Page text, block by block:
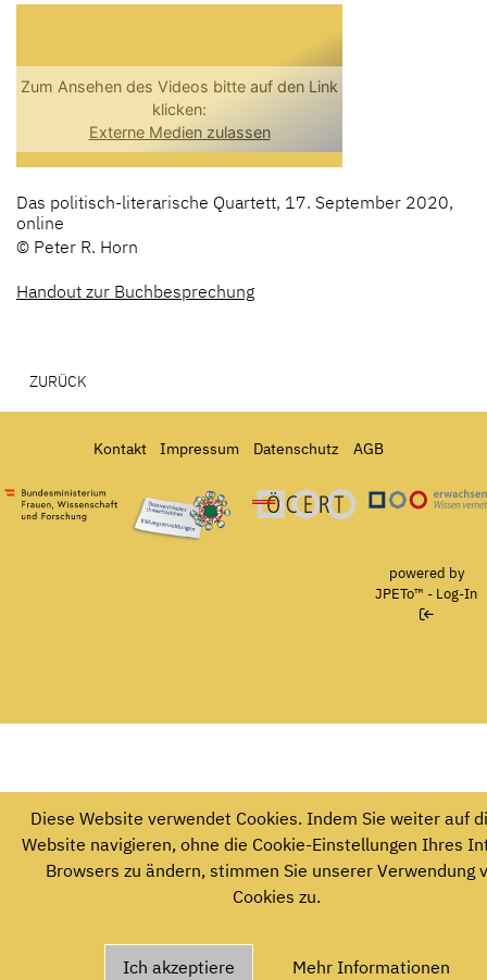
Das politisch-literarische Quartett, 17. September 2020,
online
© Peter R. Horn
Handout zur Buchbesprechung
ZURÜCK
Kontakt Impressum Datenschutz AGB
Bundesministerium für Frauen, Wissenschaft und Forschung
Österreichisches Umweltzeichen für
Ö-Cert
powered by
JPETo™ - Log-In
Diese Website verwendet Cookies. Indem Sie weiter auf
Website navigieren, ohne die Cookie-Einstellungen Ihres
Browsers zu ändern, stimmen Sie unserer Verwendung
Cookies zu.
Ich akzeptiere Mehr Informationen